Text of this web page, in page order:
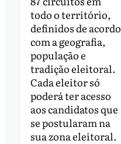
todo o território,
definidos de acordo
com a geografia,
população e
tradição eleitoral.
Cada eleitor só
poderá ter acesso
aos candidatos que
se postularam na
sua zona eleitoral.